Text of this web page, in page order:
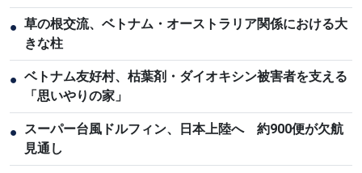
● 草の根交流、ベトナム・オーストラリア関係における大
きな柱
● ベトナム友好村、枯葉剤・ダイオキシン被害者を支える
「思いやりの家」
● スーパー台風ドルフィン、日本上陸へ 約900便が欠航
見通し